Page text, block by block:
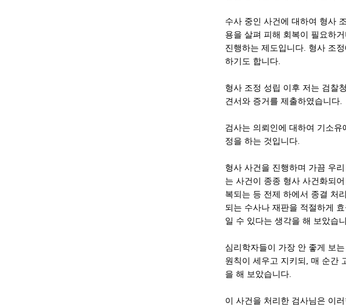
수사 중인 사건에 대하여 형사
용을 살펴 피해 회복이 필요하
진행하는 제도입니다. 형사 조
하기도 합니다.
형사 조정 성립 이후 저는 검찰
견서와 증거를 제출하였습니다.
검사는 의뢰인에 대하여 기소
정을 하는 것입니다.
형사 사건을 진행하며 가끔 우
는 사건이 종종 형사 사건화되
복되는 등 전제 하에서 종결 처
되는 수사나 재판을 적절하게
일 수 있다는 생각을 해 보았습
심리학자들이 가장 안 좋게 보
원칙이 세우고 지키되, 매 순간
을 해 보았습니다.
이 사건을 처리한 검사님은 이